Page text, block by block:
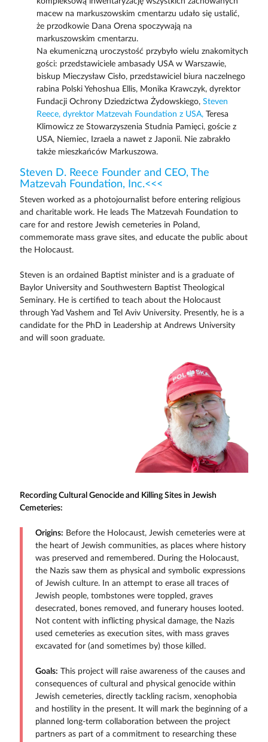
macew na markuszowskim cmentarzu udało się ustalić,
że przodkowie Dana Orena spoczywają na
markuszowskim cmentarzu.
Na ekumeniczną uroczystość przybyło wielu znakomitych
gości: przedstawiciele ambasady USA w Warszawie,
biskup Mieczysław Cisło, przedstawiciel biura naczelnego
rabina Polski Yehoshua Ellis, Monika Krawczyk, dyrektor
Fundacji Ochrony Dziedzictwa Żydowskiego, Steven
Reece, dyrektor Matzevah Foundation z USA,Teresa
Klimowicz ze Stowarzyszenia Studnia Pamięci, goście z
USA, Niemiec, Izraela a nawet z Japonii. Nie zabrakło
także mieszkańców Markuszowa.
Steven D. Reece Founder and CEO, The
Matzevah Foundation, Inc.<<<
Steven worked as a photojournalist before entering religious
and charitable work. He leads The Matzevah Foundation to
care for and restore Jewish cemeteries in Poland,
commemorate mass grave sites, and educate the public about
the Holocaust.
Steven is an ordained Baptist minister and is a graduate of
Baylor University and Southwestern Baptist Theological
Seminary. He is certified to teach about the Holocaust
through Yad Vashem and Tel Aviv University. Presently, he is a
candidate for the PhD in Leadership at Andrews University
and will soon graduate.
Recording Cultural Genocide and Killing Sites in Jewish
Cemeteries:
Origins: Before the Holocaust, Jewish cemeteries were at
the heart of Jewish communities, as places where history
was preserved and remembered. During the Holocaust,
the Nazis saw them as physical and symbolic expressions
of Jewish culture. In an attempt to erase all traces of
Jewish people, tombstones were toppled, graves
desecrated, bones removed, and funerary houses looted.
Not content with inflicting physical damage, the Nazis
used cemeteries as execution sites, with mass graves
excavated for (and sometimes by) those killed.
Goals: This project will raise awareness of the causes and
consequences of cultural and physical genocide within
Jewish cemeteries, directly tackling racism, xenophobia
and hostility in the present. It will mark the beginning of a
planned long-term collaboration between the project
partners as part of a commitment to researching these